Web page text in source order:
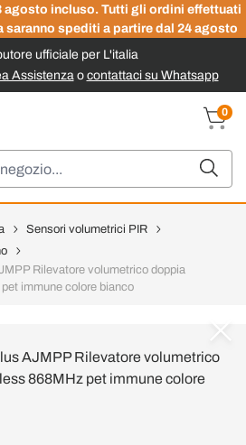
agosto incluso. Tutti gli ordini effettuati
saranno spediti a partire dal 24 agosto
ufficiale per L'italia
Assistenzao contattaci su Whatsapp
0
Sensori volumetrici PIR
Rilevatore volumetrico doppia
immune colore bianco
AJMPP Rilevatore volumetrico
868MHz pet immune colore